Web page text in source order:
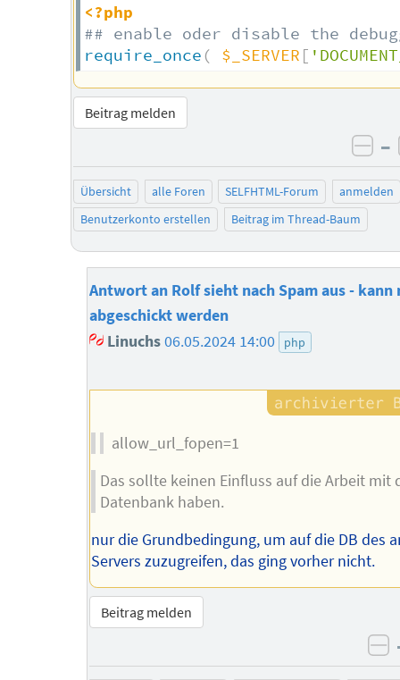
<?php
## enable oder disable the
require_once ( $_SERVER [
Beitrag melden
–
Übersicht alle Foren SELFHTML-Forum
anmelden
Benutzerkonto erstellen
Beitrag im Thread-Baum
Antwort an Rolf sieht nach Spam aus - kann
abgeschickt werden
Linuchs 06.05.2024 14:00 php
allow_url_fopen=1
Das sollte keinen Einfluss auf die Arbeit mit
Datenbank haben.
nur die Grundbedingung, um auf die DB des
Servers zuzugreifen, das ging vorher nicht.
Beitrag melden